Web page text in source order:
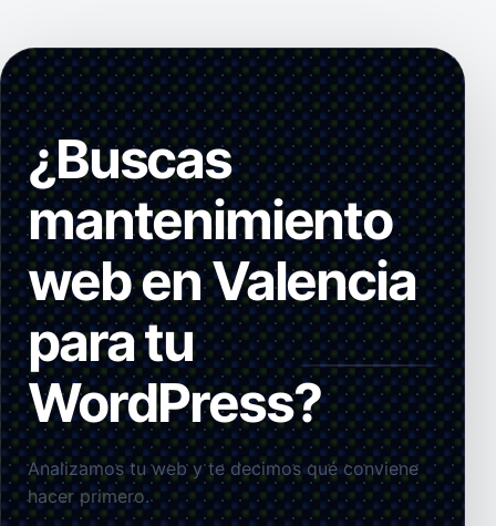
¿Buscas
mantenimiento
web en Valencia
para tu
WordPress?
Analizamos tu web y te decimos qué conviene
hacer primero.